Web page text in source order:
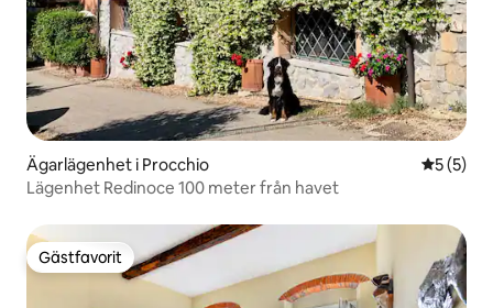
Ägarlägenhet i Procchio 5 av 5 i
5 (5)
Lägenhet Redinoce 100 meter från havet
Gästfavorit
Gästfavorit